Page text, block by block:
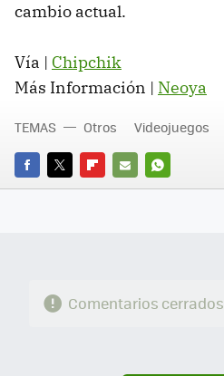
cambio actual.
Vía | Chipchik
Más Información | Neoya
FACEBOOK
TWITTERFLIPBOARD
E-
WHATSAPP
TEMAS Otros Videojuegos
Comentarios cerrados